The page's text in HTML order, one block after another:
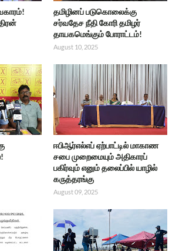
தமிழினப் படுகொலைக்கு
சர்வதேச நீதி கோரி தமிழர்
தாயகமெங்கும் போராட்டம்!
August 10, 2025
ஈபிஆர்எல்எப் ஏற்பாட்டில் மாகாண
சபை முறைமையும் அதிகாரப்
பகிர்வும் எனும் தலைப்பில் யாழில்
கருத்தரங்கு
August 09, 2025